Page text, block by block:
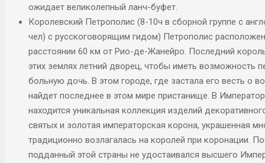
ожидает великолепный ланч-буфет.
Королевский Петрополис (8-10ч в сборной группе с
чел) с русскоговорящим гидом) Петрополис
расстоянии 60 км от Рио-де-Жанейро. Последний
этих землях летний дворец, чтобы иметь
больную дочь. В этом городе, где застала его весть о
найдет последнее в этом мире пристанище. В
находится уникальная коллекция изделий
святых и золотая императорская корона, украшенная
традиционно возлагалась на королей при коронации.
подданный этой страны не удостаивался высшего